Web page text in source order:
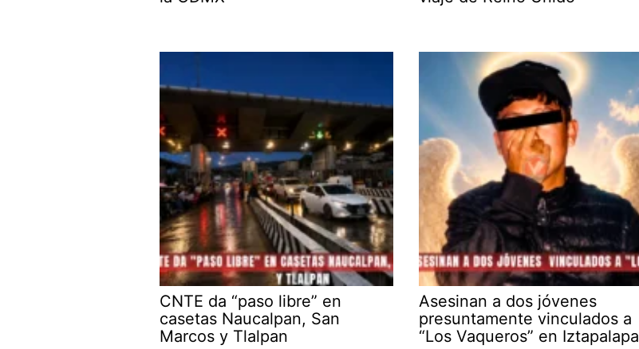
CNTE da “paso libre” en
casetas Naucalpan, San
Marcos y Tlalpan
Asesinan a dos jóvenes
presuntamente vinculados a
“Los Vaqueros” en Iztapalapa